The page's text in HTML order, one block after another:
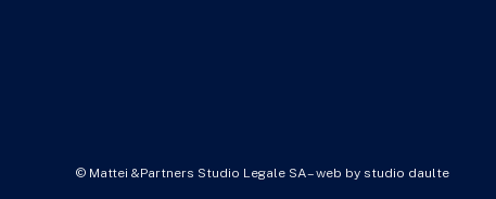
© Mattei &Partners Studio Legale SA – web by studio daulte